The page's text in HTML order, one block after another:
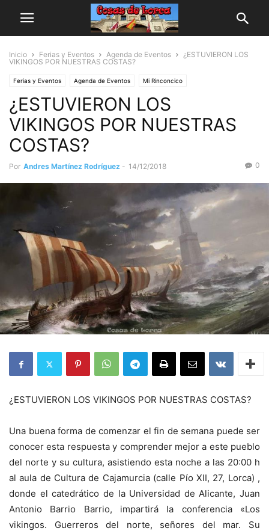
Inicio Ferias y Eventos Agenda de Eventos
¿ESTUVIERON LOS
VIKINGOS POR NUESTRAS COSTAS?
Ferias y Eventos Agenda de Eventos Mi Rinconcico
Andrés Martínez Rodríguez Arte y Cultura Historia
¿ESTUVIERON LOS
VIKINGOS POR NUESTRAS
COSTAS?
Por Andres Martínez Rodríguez - 14/12/2018 0
¿ESTUVIERON LOS VIKINGOS POR NUESTRAS COSTAS?
Una buena forma de comenzar el fin de semana puede ser
conocer esta respuesta y comprender mejor a este pueblo
del norte y su cultura, asistiendo esta noche a las 20:00 h
al aula de Cultura de Cajamurcia (calle Pío XII, 27, Lorca) ,
donde el catedrático de la Universidad de Alicante, Juan
Antonio Barrio Barrio, impartirá la conferencia «Los
vikingos. Guerreros del norte, señores del mar. Su